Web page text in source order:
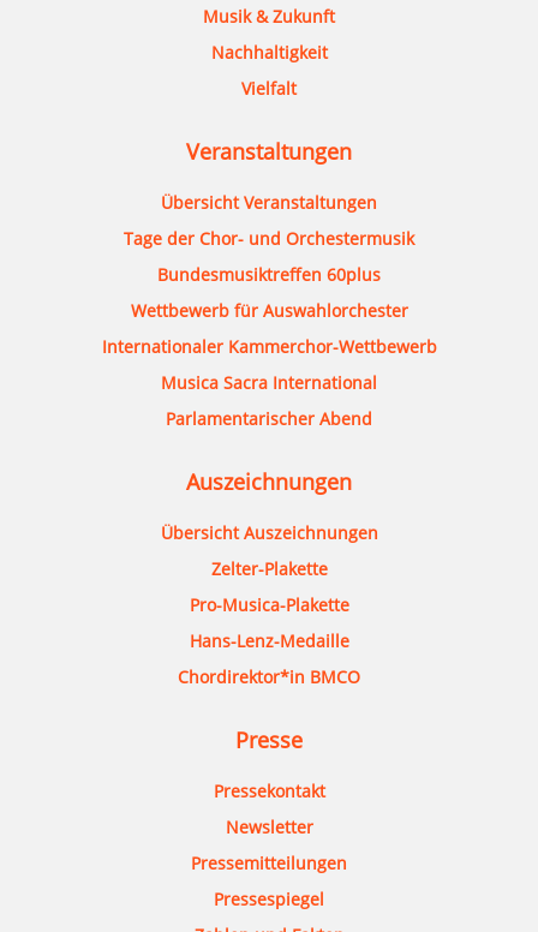
Musik & Zukunft
Nachhaltigkeit
Vielfalt
Veranstaltungen
Übersicht Veranstaltungen
Tage der Chor- und Orchestermusik
Bundesmusiktreffen 60plus
Wettbewerb für Auswahlorchester
Internationaler Kammerchor-Wettbewerb
Musica Sacra International
Parlamentarischer Abend
Auszeichnungen
Übersicht Auszeichnungen
Zelter-Plakette
Pro-Musica-Plakette
Hans-Lenz-Medaille
Chordirektor*in BMCO
Presse
Pressekontakt
Newsletter
Pressemitteilungen
Pressespiegel